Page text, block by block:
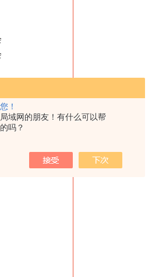
！
域网的朋友！有什么可以帮
吗？